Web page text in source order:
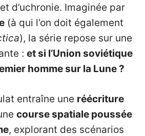
d’uchronie. Imaginée par
(à qui l’on doit également
), la série repose sur une
: et si l’Union soviétique
homme sur la Lune ?
entraîne une réécriture
course spatiale poussée
, explorant des scénarios